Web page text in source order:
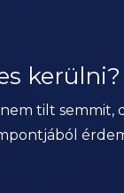
kerülni?
tilt semmit,